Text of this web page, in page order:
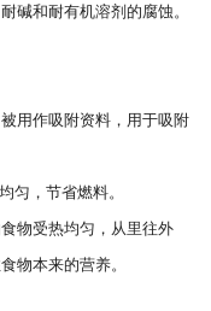
碱和耐有机溶剂的腐蚀。
用作吸附资料，用于吸附
匀，节省燃料。
物受热均匀，从里往外
物本来的营养。